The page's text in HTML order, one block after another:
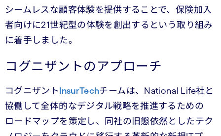
シームレスな顧客体験を提供することで、保険加入
者向けに21世紀型の体験を創出するという取り組み
に着手しました。
コグニザントのアプローチ
コグニザント InsurTechチームは、National Life社と
協働して全体的なデジタル戦略を推進するための
ロードマップを策定し、同社の旧態依然としたテク